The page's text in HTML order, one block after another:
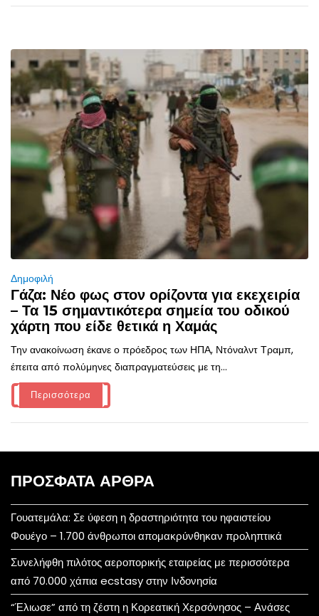
Δημοφιλή
Γάζα: Νέο φως στον ορίζοντα για εκεχειρία
– Τα 15 σημαντικότερα σημεία του οδικού
χάρτη που είδε θετικά η Χαμάς
Την ανακοίνωση έκανε ο πρόεδρος των ΗΠΑ, Ντόναλντ Τραμπ,
έπειτα από πολύμηνες διαπραγματεύσεις με τη...
Περισσότερα
ΠΡΌΣΦΑΤΑ ΆΡΘΡΑ
Γουατεμάλα: Σε ύφεση η δραστηριότητα του ηφαιστείου
Φουέγο – 1.700 άνθρωποι απομακρύνθηκαν προληπτικά
Συνελήφθη πιλότος αεροπορικής εταιρείας με περισσότερα
από 70.000 χάπια ecstasy στην Ινδονησία
“Έλιωσε” από τη ζέστη η Κορεατική Χερσόνησος – Ανάσες